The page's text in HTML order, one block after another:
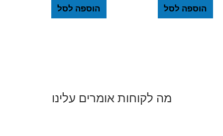
הוספה לסל הוספה לסל
מה לקוחות אומרים עלינו